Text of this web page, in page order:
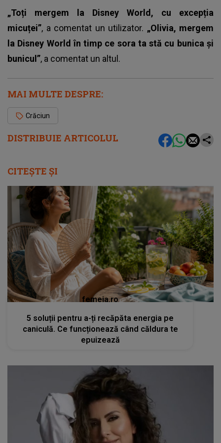
DISTRIBUIE ARTICOLUL
„Toți mergem la Disney World, cu excepția
micuței”, a comentat un utilizator. „Olivia, mergem
la Disney World în timp ce sora ta stă cu bunica și
bunicul”, a comentat un altul.
MAI MULTE DESPRE:
Crăciun
CITEȘTE ȘI
femeia.ro
5 soluții pentru a-ți recăpăta energia pe
caniculă. Ce funcționează când căldura te
epuizează